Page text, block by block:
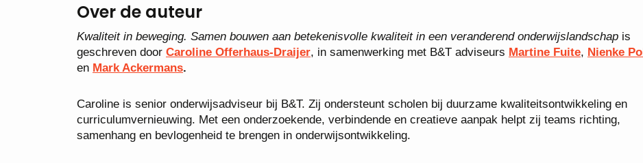
Over de auteur
Kwaliteit in beweging. Samen bouwen aan betekenisvolle kwaliteit in een veranderend onderwijslandschap is
geschreven door Caro line Offerhaus-Draijer, in samenwerking met B&T adviseurs Martine Fuite, Nienke Pol
en MarkAckermans.
Caroline is senior onderwijsadviseur bij B&T. Zij ondersteunt scholen bij duurzame kwaliteitsontwikkeling en
curriculumvernieuwing. Met een onderzoekende, verbindende en creatieve aanpak helpt zij teams richting,
samenhang en bevlogenheid te brengen in onderwijsontwikkeling.